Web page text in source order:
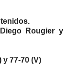
Rougier y
y 77-70 (V)